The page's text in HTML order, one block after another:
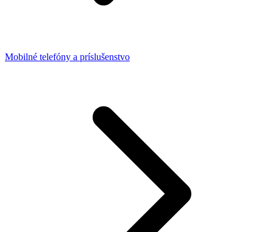
Mobilné telefóny a príslušenstvo